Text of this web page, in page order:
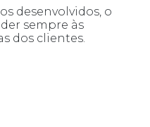
desenvolvidos, o
sempre às
dos clientes.